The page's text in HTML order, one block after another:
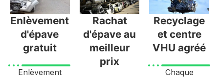
Enlèvement
d'épave
gratuit
Enlèvement
Rachat
d'épave au
meilleur
prix
Recyclage
et centre
VHU agréé
Chaque